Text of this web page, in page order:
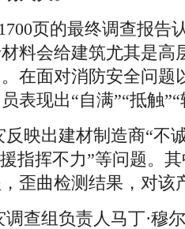
页的最终调查报告
料会给建筑尤其是高
在面对消防安全问题
表现出“自满”“抵触
映出建材制造商“不
指挥不力”等问题。
歪曲检测结果，对该
查组负责人马丁·穆